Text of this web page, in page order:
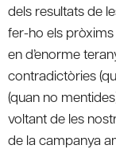
dels resultats de
fer-ho els
en d’enorme
contradictòries
(quan no
voltant de les
de la campanya